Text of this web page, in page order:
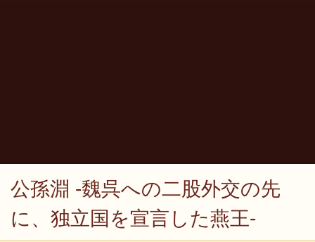
公孫淵 -魏呉への二股外交の先
に、独立国を宣言した燕王-